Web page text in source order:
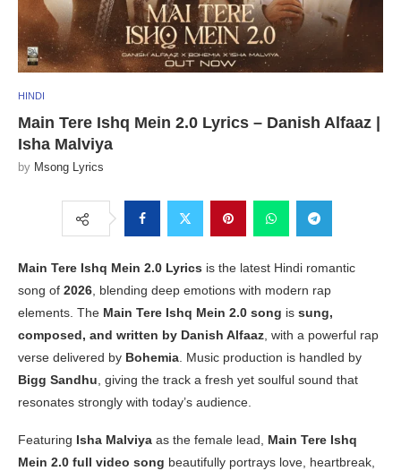
HINDI
Main Tere Ishq Mein 2.0 Lyrics – Danish Alfaaz |
Isha Malviya
by Msong Lyrics
Main Tere Ishq Mein 2.0 Lyrics is the latest Hindi romantic
song of 2026, blending deep emotions with modern rap
elements. The Main Tere Ishq Mein 2.0 song is sung,
composed, and written by Danish Alfaaz, with a powerful rap
verse delivered by Bohemia. Music production is handled by
Bigg Sandhu, giving the track a fresh yet soulful sound that
resonates strongly with today’s audience.
Featuring Isha Malviya as the female lead, Main Tere Ishq
Mein 2.0 full video song beautifully portrays love, heartbreak,